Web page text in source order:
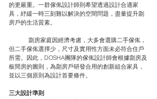
的更嚴重。一群傢俬設計師則希望透過設計合適家
具，紓緩一時三刻難以解決的空間問題，盡量提升劏
房戶的生活質素。
但二手傢俬選擇少，尺寸及實用性方面未必符合住戶
所需。因此，DOSHA團隊的傢俬設計師會根據劏房及
板間房的圖則，為劏房戶研發合用的創新組合家具，
並以三個原則為設計首要條件。
三大設計準則